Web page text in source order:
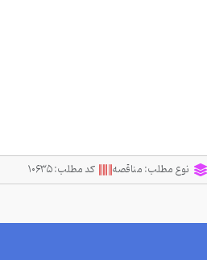
نوع مطلب:مناقصه کد مطلب:۱۰۶۳۵